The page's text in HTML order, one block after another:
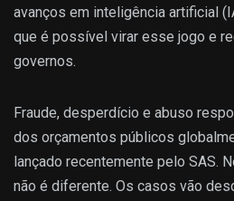
avanços em inteligência artificial
que é possível virar esse jogo e
governos.
Fraude, desperdício e abuso
dos orçamentos públicos
lançado recentemente pelo SAS.
não é diferente. Os casos vão